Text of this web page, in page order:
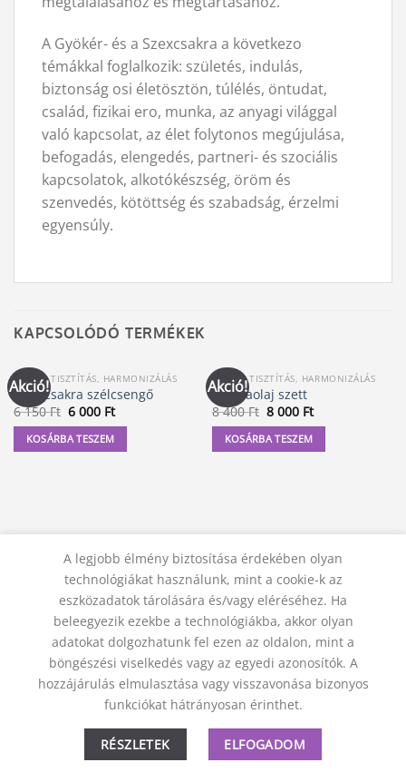
A Gyökér- és a Szexcsakra a következo
témákkal foglalkozik: születés, indulás,
biztonság osi életösztön, túlélés, öntudat,
család, fizikai ero, munka, az anyagi világgal
való kapcsolat, az élet folytonos megújulása,
befogadás, elengedés, partneri- és szociális
kapcsolatok, alkotókészség, öröm és
szenvedés, kötöttség és szabadság, érzelmi
egyensúly.
KAPCSOLÓDÓ TERMÉKEK
Akció!
CSAKRA TISZTÍTÁS, HARMONIZÁLÁS
Mini csakra szélcsengő
6 150Ft Original
price
was:
6
150 Ft.
6 000 FtCurrent
price
is:
6
000 Ft.
KOSÁRBA TESZEM
Akció!
CSAKRA TISZTÍTÁS, HARMONIZÁLÁS
Csakraolaj szett
8 400Ft Original
price
was:
8
400 Ft.
8 000 FtCurrent
price
is:
8
000 Ft.
KOSÁRBA TESZEM
KAPCSOLAT ADATVÉDELMI NYILATKOZAT
ÁSZF
JOGI NYILATKOZAT
SZÁLLÍTÁSI FELTÉTELEK
ELÁLLÁS A SZERZŐDÉSTŐL
© 2012 - 2026 Trigon 9000 Kft.
A legjobb élmény biztosítása érdekében olyan
technológiákat használunk, mint a cookie-k az
eszközadatok tárolására és/vagy eléréséhez. Ha
beleegyezik ezekbe a technológiákba, akkor olyan
adatokat dolgozhatunk fel ezen az oldalon, mint a
böngészési viselkedés vagy az egyedi azonosítók. A
hozzájárulás elmulasztása vagy visszavonása bizonyos
funkciókat hátrányosan érinthet.
RÉSZLETEK ELFOGADOM